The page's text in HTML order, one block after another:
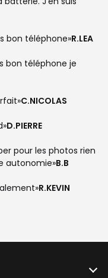
bon téléphone R.LEA
bon téléphone je
C.NICOLAS
D.PIERRE
pour les photos rien
autonomie B.B
R.KEVIN